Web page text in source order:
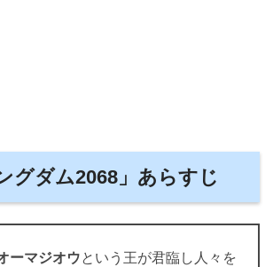
グダム2068」あらすじ
ーマジオウという王が君臨し人々を